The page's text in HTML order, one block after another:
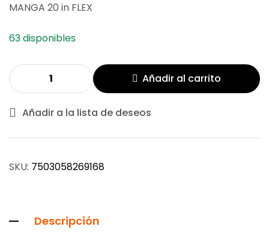
MANGA 20 in FLEX
63 disponibles
Añadir al carrito
Añadir a la lista de deseos
SKU: 7503058269168
Descripción